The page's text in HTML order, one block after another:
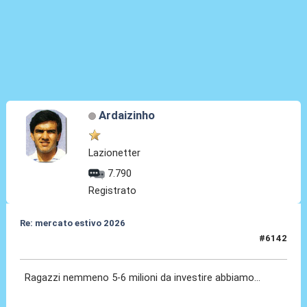
Ardaizinho
Lazionetter
7.790
Registrato
Re: mercato estivo 2026
#6142
Ragazzi nemmeno 5-6 milioni da investire abbiamo...